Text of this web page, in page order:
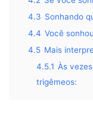
4.3 Sonhando
4.4 Você
4.5 Mais
4.5.1 Às
trigêmeos: